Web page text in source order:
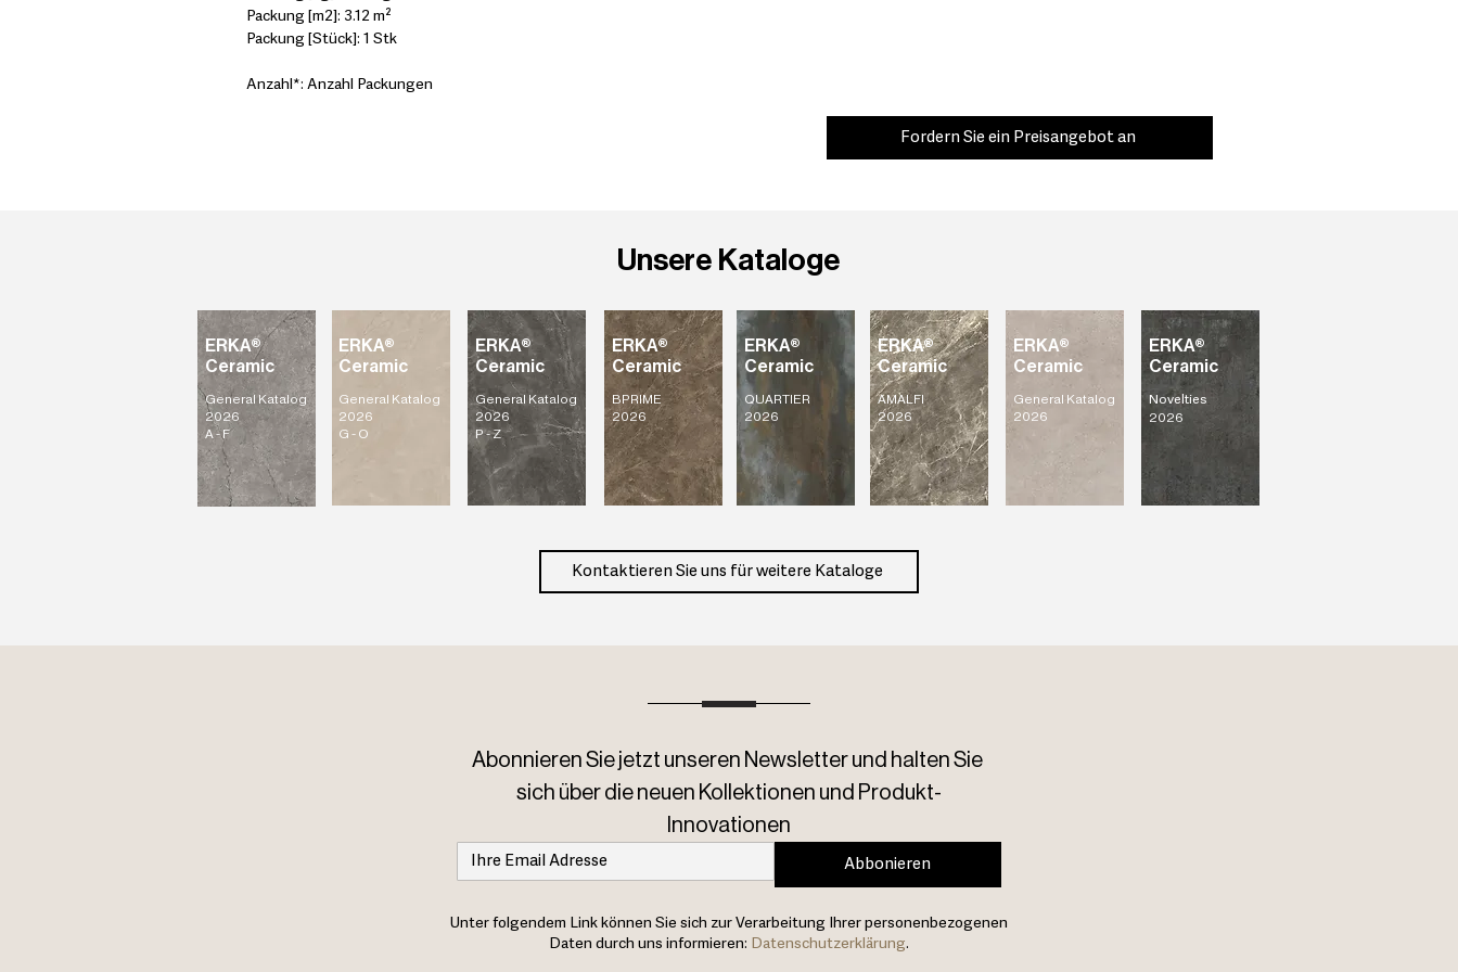
Packung [m2]: 3.12 m²
Packung [Stück]: 1 Stk
Anzahl*: Anzahl Packungen
Fordern Sie ein Preisangebot an
Unsere Kataloge
ERKA®
Ceramic
General Katalog
2026
G - O
ERKA®
Ceramic
General Katalog
2026
A - F
ERKA®
Ceramic
General Katalog
2026
P - Z
ERKA®
Ceramic
AMALFI
2026
ERKA®
Ceramic
QUARTIER
2026
ERKA®
Ceramic
BPRIME
2026
ERKA®
Ceramic
General Katalog
2026
ERKA®
Ceramic
Novelties
2026
Kontaktieren Sie uns für weitere Kataloge
Abonnieren Sie jetzt unseren Newsletter und halten Sie
sich über die neuen Kollektionen und Produkt-
Innovationen
Abbonieren
Unter folgendem Link können Sie sich zur Verarbeitung Ihrer personenbezogenen
Daten durch uns informieren: Datenschutzerklärung.